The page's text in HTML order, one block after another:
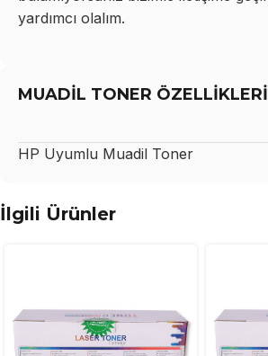
yardımcı olalım.
MUADİL TONER ÖZELLİKLERİ
HP Uyumlu Muadil Toner
İlgili Ürünler